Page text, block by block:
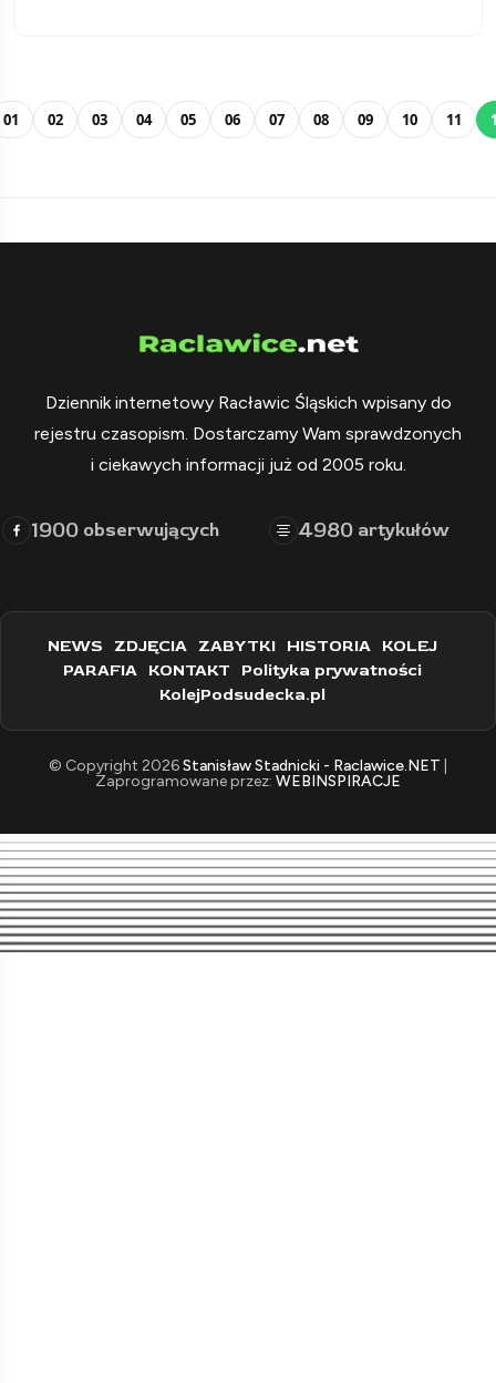
01 02 03 04 05 06 07 08 09 10 11
Dziennik internetowy Racławic Śląskich wpisany do
rejestru czasopism. Dostarczamy Wam sprawdzonych
i ciekawych informacji już od 2005 roku.
1900 obserwujących 4980 artykułów
NEWS ZDJĘCIA ZABYTKI HISTORIA KOLEJ
PARAFIA KONTAKT Polityka prywatności
KolejPodsudecka.pl
© Copyright 2026Stanisław Stadnicki - Raclawice.NET
Zaprogramowane przez: WEBINSPIRACJE